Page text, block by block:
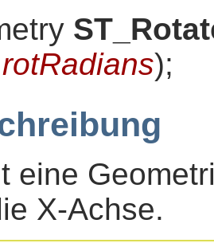
rotRadians);
eine
X-Achse.